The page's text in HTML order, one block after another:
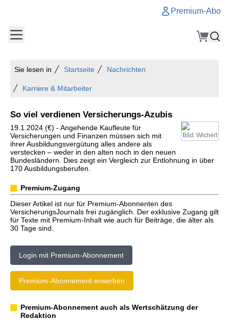
Premium-Abo
Sie lesen in Startseite Nachrichten
Karriere & Mitarbeiter
So viel verdienen Versicherungs-Azubis
Bild: Wichert
19.1.2024 (€) - Angehende Kaufleute für
Versicherungen und Finanzen müssen sich mit
ihrer Ausbildungsvergütung alles andere als
verstecken – weder in den alten noch in den neuen
Bundesländern. Dies zeigt ein Vergleich zur Entlohnung in über
170 Ausbildungsberufen.
Premium-Zugang
Dieser Artikel ist nur für Premium-Abonnenten des
VersicherungsJournals frei zugänglich. Der exklusive Zugang gilt
für Texte mit Premium-Inhalt wie auch für Beiträge, die älter als
30 Tage sind.
Login mit Premium-Abonnement
Premium-Abonnement erwerben
Premium-Abonnement auch als Wertschätzung der
Redaktion